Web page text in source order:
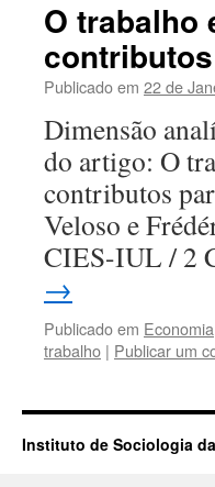
O trabalho
Publicado em 22 de
Dimensão
do artigo: O
contributos
Veloso e
CIES-IUL / 2
→
Publicado em
trabalho | Publicar um
Instituto de Sociologia